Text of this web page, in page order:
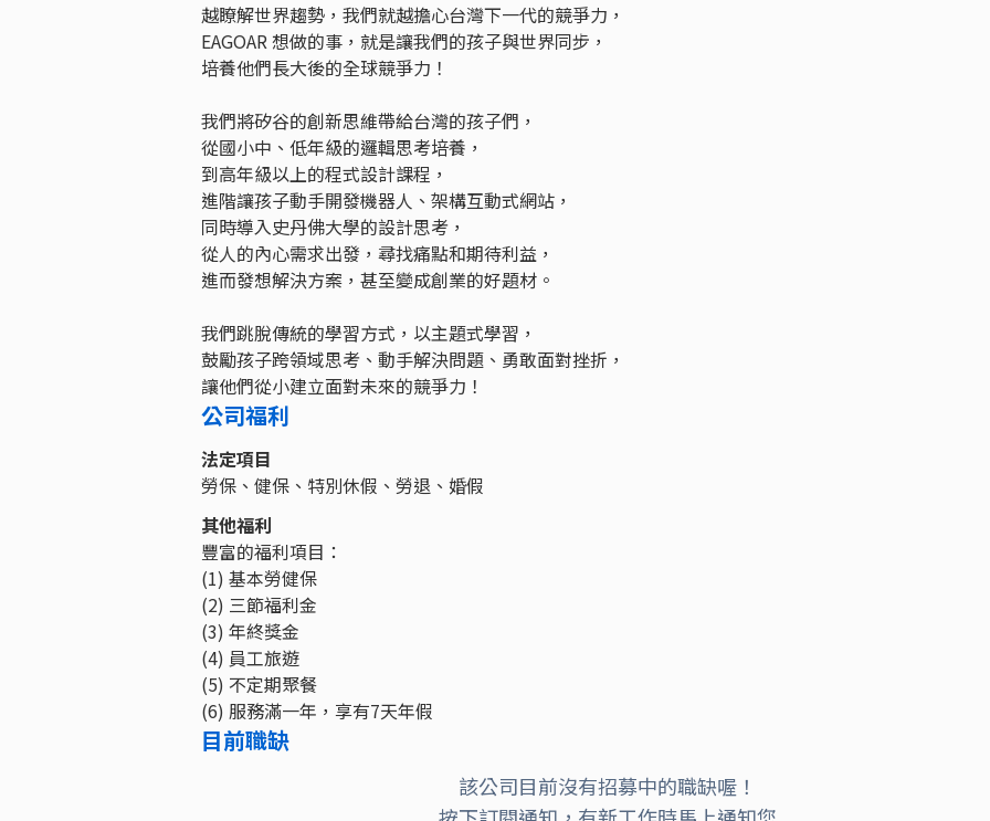
越瞭解世界趨勢，我們就越擔心台灣下一代的競爭力，
EAGOAR 想做的事，就是讓我們的孩子與世界同步，
培養他們長大後的全球競爭力！
我們將矽谷的創新思維帶給台灣的孩子們，
從國小中、低年級的邏輯思考培養，
到高年級以上的程式設計課程，
進階讓孩子動手開發機器人、架構互動式網站，
同時導入史丹佛大學的設計思考，
從人的內心需求出發，尋找痛點和期待利益，
進而發想解決方案，甚至變成創業的好題材。
我們跳脫傳統的學習方式，以主題式學習，
鼓勵孩子跨領域思考、動手解決問題、勇敢面對挫折，
讓他們從小建立面對未來的競爭力！
公司福利
法定項目
勞保、健保、特別休假、勞退、婚假
其他福利
豐富的福利項目：
(1) 基本勞健保
(2) 三節福利金
(3) 年終獎金
(4) 員工旅遊
(5) 不定期聚餐
(6) 服務滿一年，享有7天年假
目前職缺
該公司目前沒有招募中的職缺喔！